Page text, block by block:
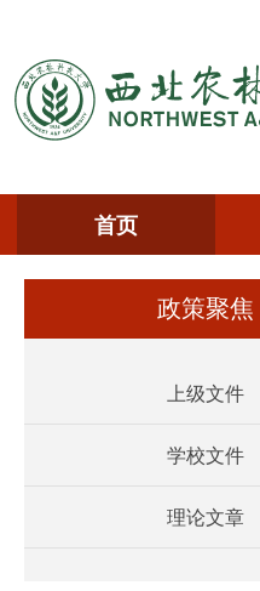
首页
政策聚焦
上级文件
学校文件
理论文章